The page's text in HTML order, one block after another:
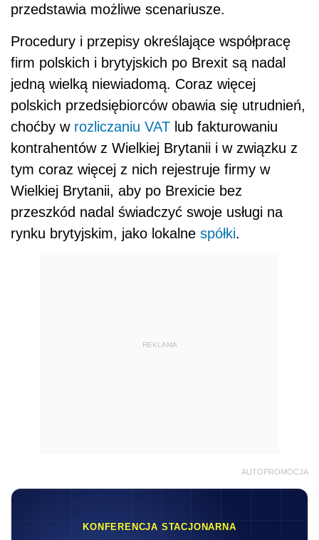
przedstawia możliwe scenariusze.
Procedury i przepisy określające współpracę
firm polskich i brytyjskich po Brexit są nadal
jedną wielką niewiadomą. Coraz więcej
polskich przedsiębiorców obawia się utrudnień,
choćby w rozliczaniu VAT lub fakturowaniu
kontrahentów z Wielkiej Brytanii i w związku z
tym coraz więcej z nich rejestruje firmy w
Wielkiej Brytanii, aby po Brexicie bez
przeszkód nadal świadczyć swoje usługi na
rynku brytyjskim, jako lokalne spółki.
REKLAMA
AUTOPROMOCJA
KONFERENCJA STACJONARNA